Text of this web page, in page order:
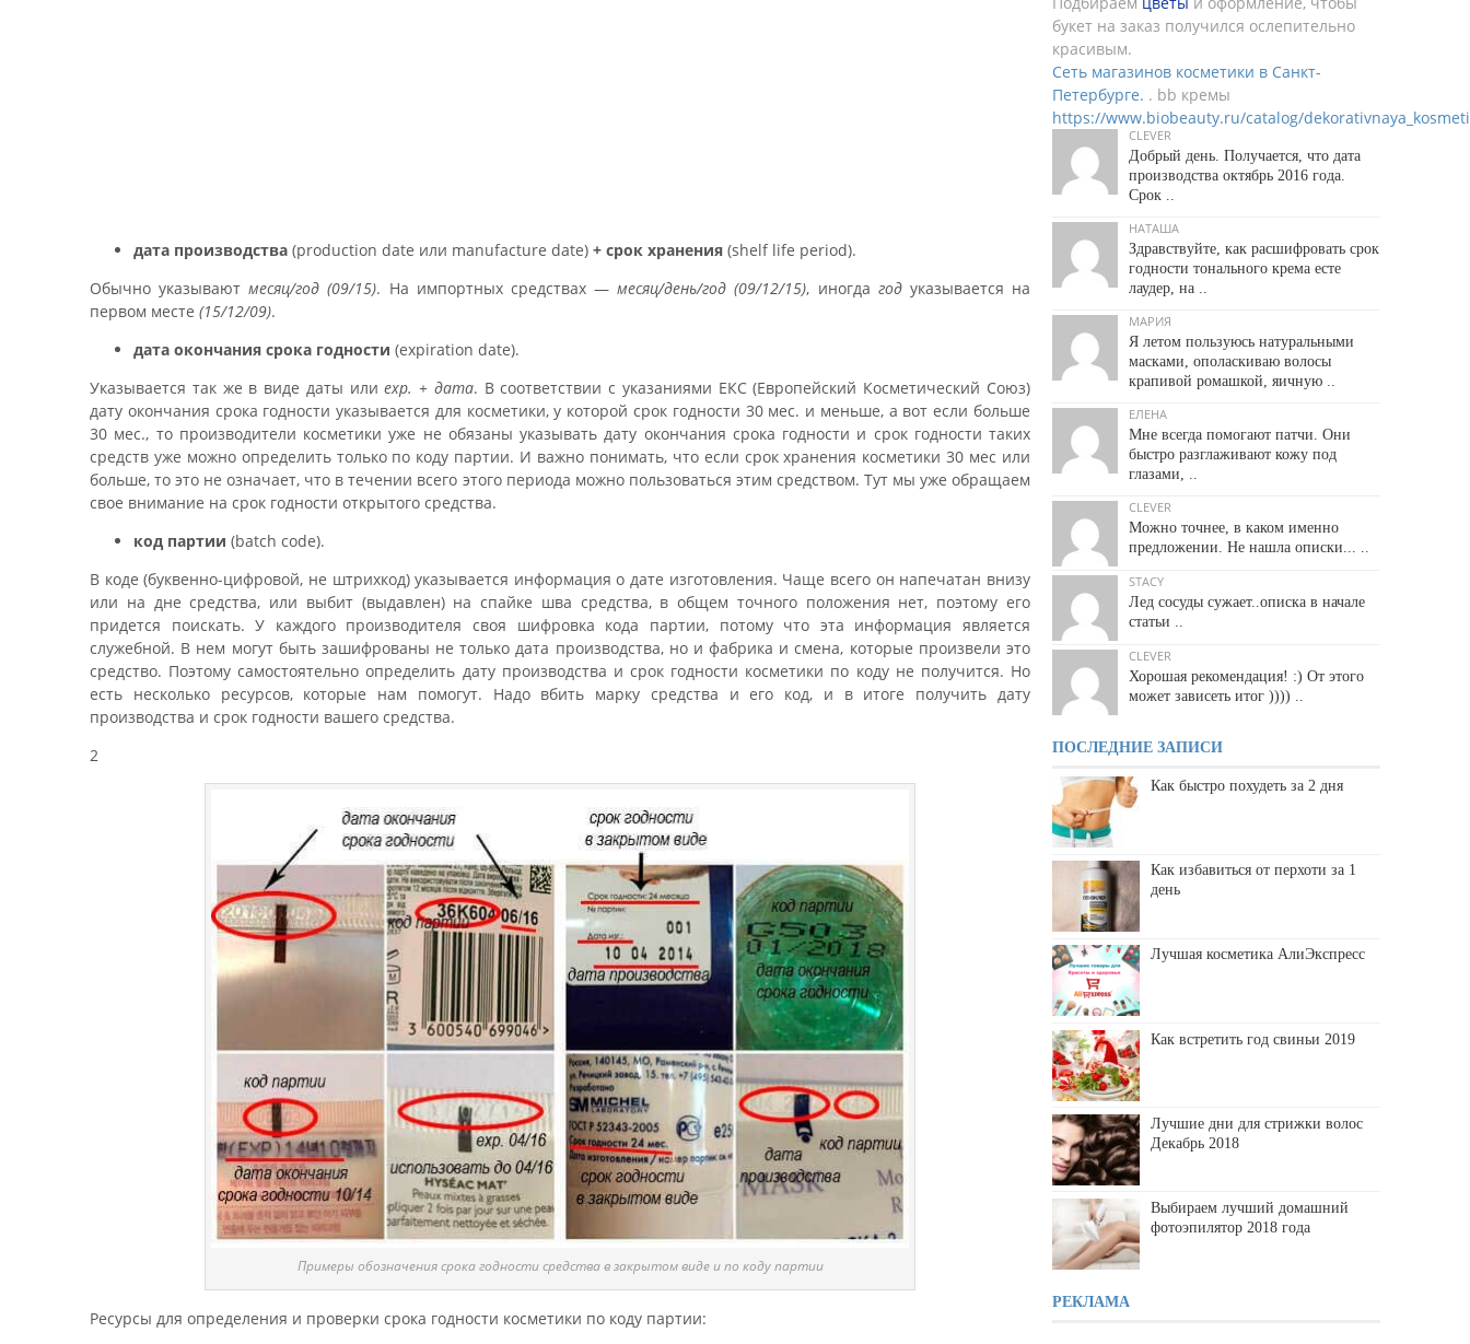
дата производства (production date или manufacture date) + срок хранения (shelf life period).
Обычно указываютмесяц/год (09/15). На импортных средствах —месяц/день/год (09/12/15), иногда годуказывается на
первом месте (15/12/09).
дата окончания срока годности (expiration date).
Указывается так же в виде даты илиexp. + дата. В соответствии с указаниями ЕКС (Европейский Косметический Союз)
дату окончания срока годности указывается для косметики, у которой срок годности 30 мес. и меньше, а вот если больше
30 мес., то производители косметики уже не обязаны указывать дату окончания срока годности и срок годности таких
средств уже можно определить только по коду партии. И важно понимать, что если срок хранения косметики 30 мес или
больше, то это не означает, что в течении всего этого периода можно пользоваться этим средством. Тут мы уже обращаем
свое внимание на срок годности открытого средства.
код партии (batch code).
В коде (буквенно-цифровой, не штрихкод) указывается информация о дате изготовления. Чаще всего он напечатан внизу
или на дне средства, или выбит (выдавлен) на спайке шва средства, в общем точного положения нет, поэтому его
придется поискать. У каждого производителя своя шифровка кода партии, потому что эта информация является
служебной. В нем могут быть зашифрованы не только дата производства, но и фабрика и смена, которые произвели это
средство. Поэтому самостоятельно определить дату производства и срок годности косметики по коду не получится. Но
есть несколько ресурсов, которые нам помогут. Надо вбить марку средства и его код, и в итоге получить дату
производства и срок годности вашего средства.
2
Примеры обозначения срока годности средства в закрытом виде и по коду партии
Ресурсы для определения и проверки срока годности косметики по коду партии:
букет на заказ получился ослепительно
красивым.
Сеть магазинов косметики в Санкт-
Петербурге. . bb кремы
https://www.biobeauty.ru/catalog/
CLEVER
Добрый день. Получается, что дата
производства октябрь 2016 года.
Срок ..
НАТАША
Здравствуйте, как расшифровать срок
годности тонального крема есте
лаудер, на ..
МАРИЯ
Я летом пользуюсь натуральными
масками, ополаскиваю волосы
крапивой ромашкой, яичную ..
ЕЛЕНА
Мне всегда помогают патчи. Они
быстро разглаживают кожу под
глазами, ..
CLEVER
Можно точнее, в каком именно
предложении. Не нашла описки... ..
STACY
Лед сосуды сужает..описка в начале
статьи ..
CLEVER
Хорошая рекомендация! :) От этого
может зависеть итог )))) ..
ПОСЛЕДНИЕ ЗАПИСИ
Как быстро похудеть за 2 дня
Как избавиться от перхоти за 1
день
Лучшая косметика АлиЭкспресс
Как встретить год свиньи 2019
Лучшие дни для стрижки волос
Декабрь 2018
Выбираем лучший домашний
фотоэпилятор 2018 года
РЕКЛАМА